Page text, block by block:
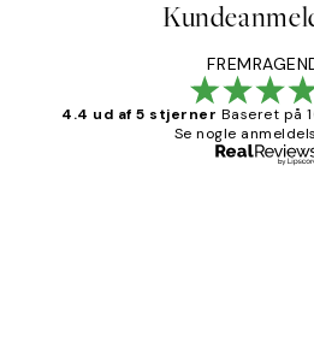
4.4 ud af 5 stjerner Baseret på
Se nogle